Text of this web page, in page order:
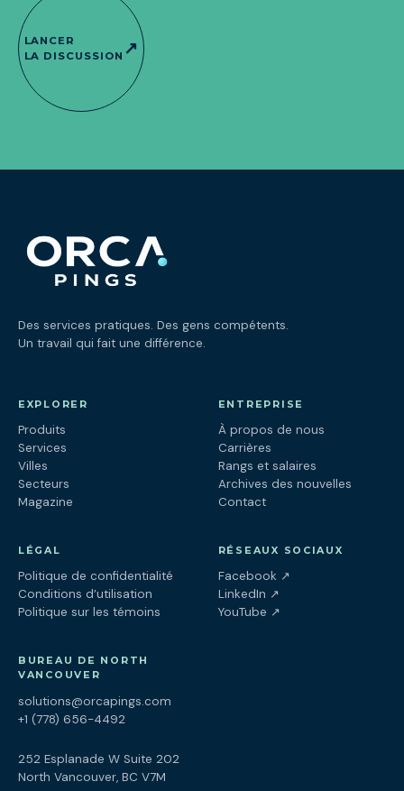
LANCER
LA DISCUSSION ↗
Des services pratiques. Des gens compétents.
Un travail qui fait une différence.
EXPLORER
Produits
Services
Villes
Secteurs
Magazine
ENTREPRISE
À propos de nous
Carrières
Rangs et salaires
Archives des nouvelles
Contact
LÉGAL
Politique de confidentialité
Conditions d’utilisation
Politique sur les témoins
RÉSEAUX SOCIAUX
Facebook ↗(ouvre dans un
LinkedIn ↗(ouvre dans un
YouTube ↗(ouvre dans un
BUREAU DE NORTH
VANCOUVER
solutions@orcapings.com
+1 (778) 656-4492
252 Esplanade W Suite 202
North Vancouver, BC V7M